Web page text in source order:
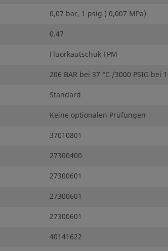
0,07 bar, 1 psig ( 0,007 MPa)
0.47
Fluorkautschuk FPM
206 BAR bei 37 °C /3000 PSIG bei
Standard
Keine optionalen Prüfungen
37010801
27300400
27300601
27300601
27300601
40141622